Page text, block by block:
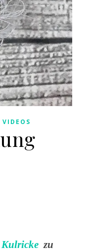
VIDEOS
Kulricke zu